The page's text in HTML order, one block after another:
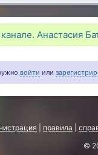
Анастасия
войти или
правила
©